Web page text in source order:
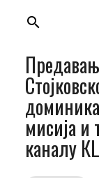
search
мисија и
каналу